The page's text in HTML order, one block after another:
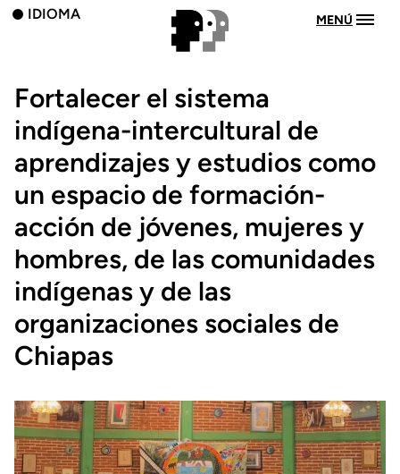
IDIOMA MENÚ
Fortalecer el sistema
indígena-intercultural de
aprendizajes y estudios como
un espacio de formación-
acción de jóvenes, mujeres y
hombres, de las comunidades
indígenas y de las
organizaciones sociales de
Chiapas